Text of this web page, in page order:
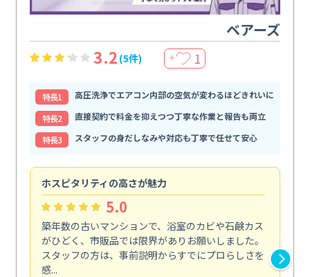
ベアーズ
3.2 (5件) ＋ 1
特⻑1
高圧洗浄でエアコン内部の空気が変わるほどきれいに
特⻑2
直接契約で料金を抑えつつ丁寧な作業と報告も両立
特⻑3
スタッフの身だしなみや対応も丁寧で任せて安心
ホスピタリティの高さが魅力
5.0
築年数の古いマンションで、浴室のカビや石鹸カス
がひどく、市販品では限界がありお願いしました。
スタッフの方は、事前説明からすでにプロらしさを
感...